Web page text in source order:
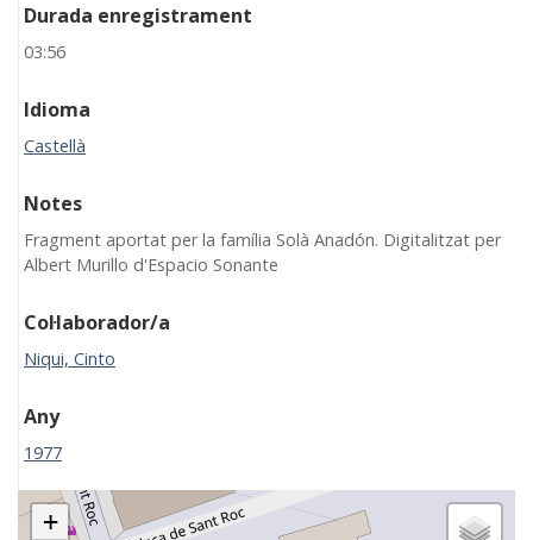
Durada enregistrament
03:56
Idioma
Castellà
Notes
Fragment aportat per la família Solà Anadón. Digitalitzat per
Albert Murillo d'Espacio Sonante
Col·laborador/a
Niqui, Cinto
Any
1977
+